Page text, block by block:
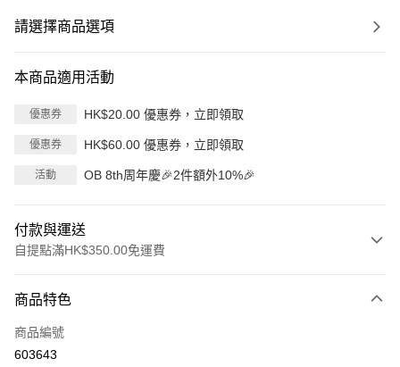
請選擇商品選項
本商品適用活動
優惠券 HK$20.00 優惠券，立即領取
優惠券 HK$60.00 優惠券，立即領取
活動 OB 8th周年慶🎉2件額外10%🎉
付款與運送
自提點滿HK$350.00免運費
信用卡
Apple Pay
商品特色
商品編號
603643